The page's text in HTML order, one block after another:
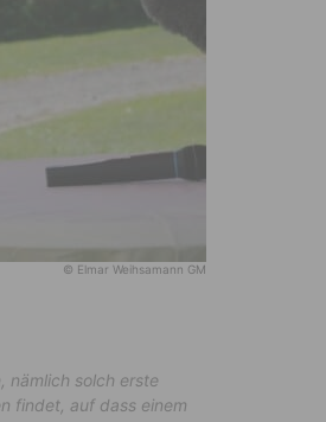
© Elmar Weihsamann GM
nämlich solch erste
findet, auf dass einem